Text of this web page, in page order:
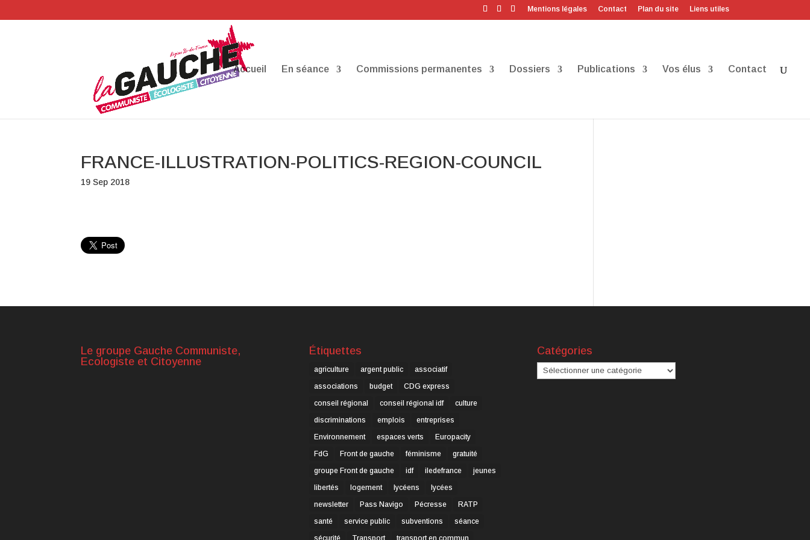
Mentions légales Contact Plan du site Liens utiles
Accueil En séance Commissions permanentes Dossiers Publications Vos élus Contact
FRANCE-ILLUSTRATION-POLITICS-REGION-COUNCIL
19 Sep 2018
Le groupe Gauche Communiste,
Ecologiste et Citoyenne
Étiquettes
agriculture argent public
associatif
associations
budget
CDG express
conseil régional
conseil régional idf
culture
discriminations
emplois
entreprises
Environnement
espaces verts
Europacity
FdG
Front de gauche féminisme
gratuité
groupe Front de gauche
idf iledefrance
jeunes
libertés
logement lycéens
lycées
newsletter
Pass Navigo Pécresse
RATP
santé
service public subventions
séance
sécurité
Transport transport en commun
Catégories
Catégories